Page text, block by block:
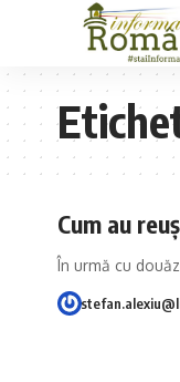
Cum au
În urmă cu